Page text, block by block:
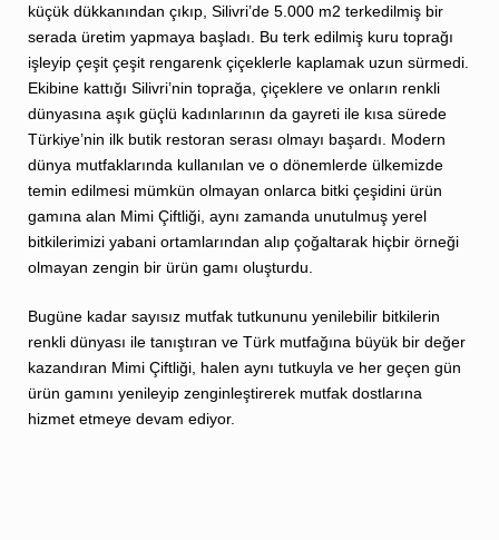
küçük dükkanından çıkıp, Silivri’de 5.000 m2 terkedilmiş bir
serada üretim yapmaya başladı. Bu terk edilmiş kuru toprağı
işleyip çeşit çeşit rengarenk çiçeklerle kaplamak uzun sürmedi.
Ekibine kattığı Silivri’nin toprağa, çiçeklere ve onların renkli
dünyasına aşık güçlü kadınlarının da gayreti ile kısa sürede
Türkiye’nin ilk butik restoran serası olmayı başardı. Modern
dünya mutfaklarında kullanılan ve o dönemlerde ülkemizde
temin edilmesi mümkün olmayan onlarca bitki çeşidini ürün
gamına alan Mimi Çiftliği, aynı zamanda unutulmuş yerel
bitkilerimizi yabani ortamlarından alıp çoğaltarak hiçbir örneği
olmayan zengin bir ürün gamı oluşturdu.
Bugüne kadar sayısız mutfak tutkununu yenilebilir bitkilerin
renkli dünyası ile tanıştıran ve Türk mutfağına büyük bir değer
kazandıran Mimi Çiftliği, halen aynı tutkuyla ve her geçen gün
ürün gamını yenileyip zenginleştirerek mutfak dostlarına
hizmet etmeye devam ediyor.